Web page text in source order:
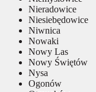
Nieradowice
Niesiebędowice
Niwnica
Nowaki
Nowy Las
Nowy Świętów
Nysa
Ogonów